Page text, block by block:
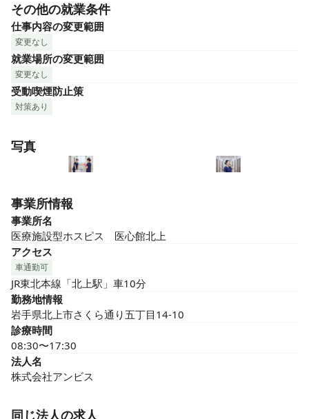
その他の就業条件
仕事内容の変更範囲
変更なし
就業場所の変更範囲
変更なし
受動喫煙防止策
対策あり
写真
事業所情報
事業所名
医療施設型ホスピス　医心館北上
アクセス
車通勤可
JR東北本線「北上駅」車10分
勤務地情報
岩手県北上市さくら通り五丁目14-10
診療時間
08:30〜17:30
法人名
株式会社アンビス
同じ法人の求人